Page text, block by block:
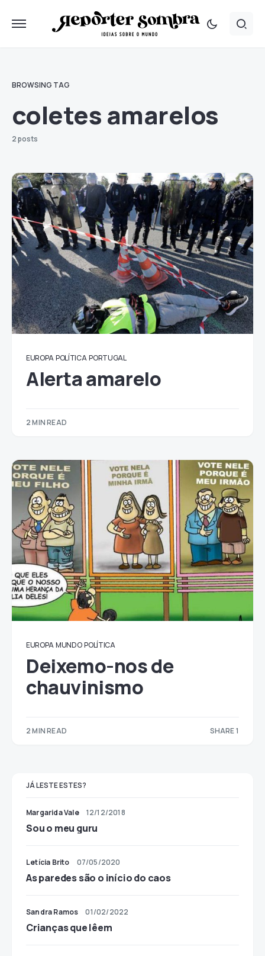
BROWSING TAG
coletes amarelos
2 posts
EUROPA POLÍTICA PORTUGAL
Alerta amarelo
2 MIN READ
EUROPA MUNDO POLÍTICA
Deixemo-nos de
chauvinismo
2 MIN READ SHARE 1
JÁ LESTE ESTES?
Margarida Vale 12/12/2018
Sou o meu guru
Letícia Brito 07/05/2020
As paredes são o início do caos
Sandra Ramos 01/02/2022
Crianças que lêem